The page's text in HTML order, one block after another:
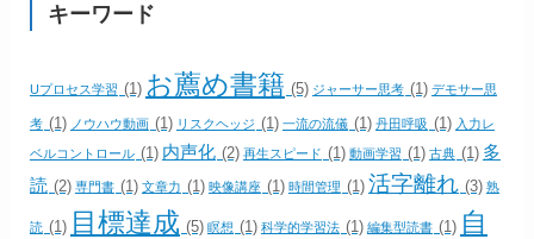
キーワード
Uプロセス学習 (1) お薦め書籍 (5) ジャーサー思考 (1) デモサー思
考 (1) ノウハウ動画 (1) リスクヘッジ (1) 一流の流儀 (1) 丹田呼吸 (1) 入力レ
ベルコントロール (1) 内声化 (2) 再生スピード (1) 動画学習 (1) 古典 (1) 多
読 (2) 専門書 (1) 文章力 (1) 映像講座 (1) 時間管理 (1) 活字離れ (3) 熟
読 (1) 目標達成 (5) 瞑想 (1) 科学的学習法 (1) 編集型読書 (1) 自